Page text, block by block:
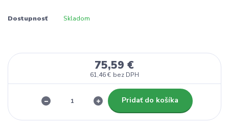
Dostupnosť Skladom
75,59 €
61,46 € bez DPH
Pridať do košíka